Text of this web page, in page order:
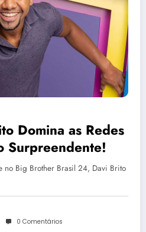
Domina as Redes
Surpreendente!
Big Brother Brasil 24, Davi Brito
0 Comentários